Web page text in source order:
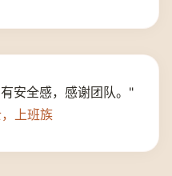
安全感，感谢团队。"
上班族